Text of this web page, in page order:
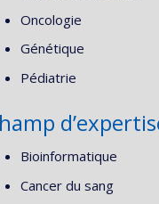
Oncologie
Génétique
Pédiatrie
Bioinformatique
Cancer du sang